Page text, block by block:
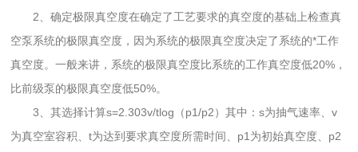
2、确定极限真空度在确定了工艺要求的真空度的基础上检查真
空泵系统的极限真空度，因为系统的极限真空度决定了系统的*工作
真空度。一般来讲，系统的极限真空度比系统的工作真空度低20%，
比前级泵的极限真空度低50%。
3、其选择计算s=2.303v/tlog（p1/p2）其中：s为抽气速率、v
为真空室容积、t为达到要求真空度所需时间、p1为初始真空度、p2